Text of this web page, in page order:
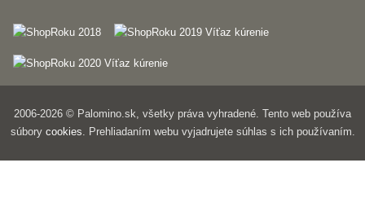
2006-2026 © Palomino.sk, všetky práva vyhradené. Tento web používa
súbory cookies. Prehliadaním webu vyjadrujete súhlas s ich používaním.